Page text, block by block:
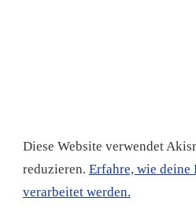
Diese Website verwendet
reduzieren. Erfahre, wie deine
verarbeitet werden.